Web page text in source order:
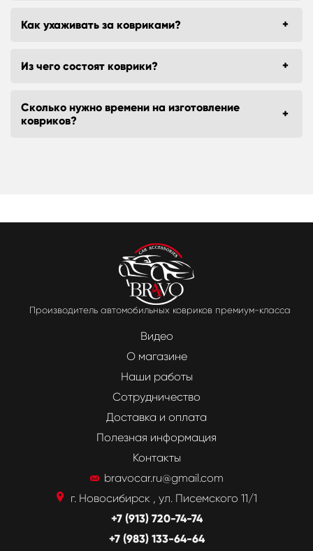
Как ухаживать за ковриками?
Из чего состоят коврики?
Сколько нужно времени на изготовление
ковриков?
Производитель автомобильных ковриков премиум-класса
Видео
О магазине
Наши работы
Сотрудничество
Доставка и оплата
Полезная информация
Контакты
bravocar.ru@gmail.com
г. Новосибирск , ул. Писемского 11/1
+7 (913) 720-74-74
+7 (983) 133-64-64